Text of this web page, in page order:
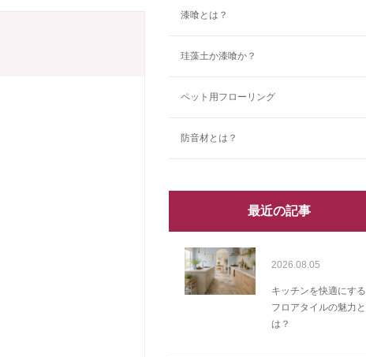
漆喰とは？
珪藻土か漆喰か？
ペット用フローリング
防音材とは？
最近の記事
2026.08.05
キッチンを快適にする
フロアタイルの魅力と
は？